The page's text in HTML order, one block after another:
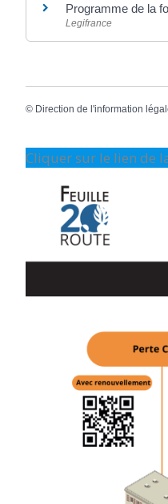
Programme de la
Legifrance
© Direction de l'information
Cliquer sur le lien de